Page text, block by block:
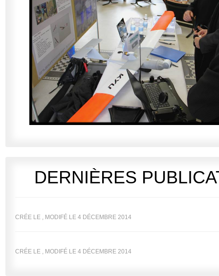
DERNIÈRES
CRÉE LE , MODIFÉ LE 4 DÉCEMBRE 2014
CRÉE LE , MODIFÉ LE 4 DÉCEMBRE 2014